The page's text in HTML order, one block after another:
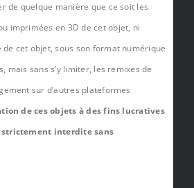
de quelque manière que ce soit les
imprimées en 3D de cet objet, ni
cet objet, sous son format numérique
mais sans s’y limiter, les remixes de
sur d’autres plateformes
de ces objets à des fins lucratives
strictement interdite sans